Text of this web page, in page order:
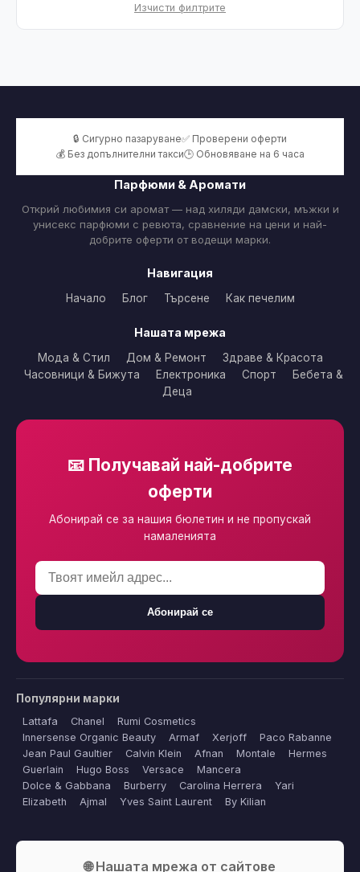
Изчисти филтрите
🔒 Сигурно пазаруване✅ Проверени оферти
💰 Без допълнителни такси🕒 Обновяване на 6 часа
Парфюми & Аромати
Открий любимия си аромат — над хиляди дамски, мъжки и
унисекс парфюми с ревюта, сравнение на цени и най-
добрите оферти от водещи марки.
Навигация
Начало Блог Търсене Как печелим
Нашата мрежа
Мода & Стил Дом & Ремонт
Здраве & Красота
Часовници & Бижута
Електроника Спорт
Бебета &
Деца
📧 Получавай най-добрите
оферти
Абонирай се за нашия бюлетин и не пропускай
намаленията
Абонирай се
Популярни марки
Lattafa Chanel
Rumi Cosmetics
Innersense Organic Beauty
Armaf Xerjoff
Paco Rabanne
Jean Paul Gaultier
Calvin Klein Afnan Montale
Hermes
Guerlain
Hugo Boss Versace
Mancera
Dolce & Gabbana
Burberry Carolina Herrera
Yari
Elizabeth
Ajmal Yves Saint Laurent By Kilian
🌐 Нашата мрежа от сайтове